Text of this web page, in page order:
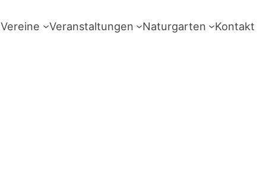
Vereine Veranstaltungen Naturgarten Kontakt